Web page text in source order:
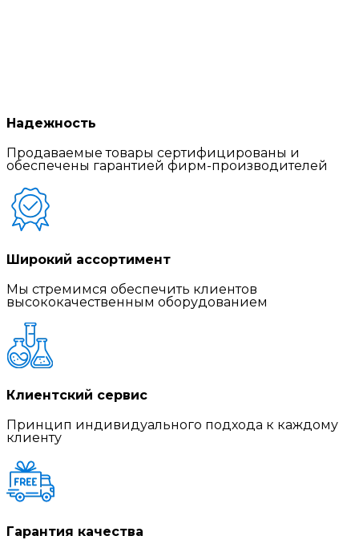
Надежность
Продаваемые товары сертифицированы и
обеспечены гарантией фирм-производителей
Широкий ассортимент
Мы стремимся обеспечить клиентов
высококачественным оборудованием
Клиентский сервис
Принцип индивидуального подхода к каждому
клиенту
Гарантия качества